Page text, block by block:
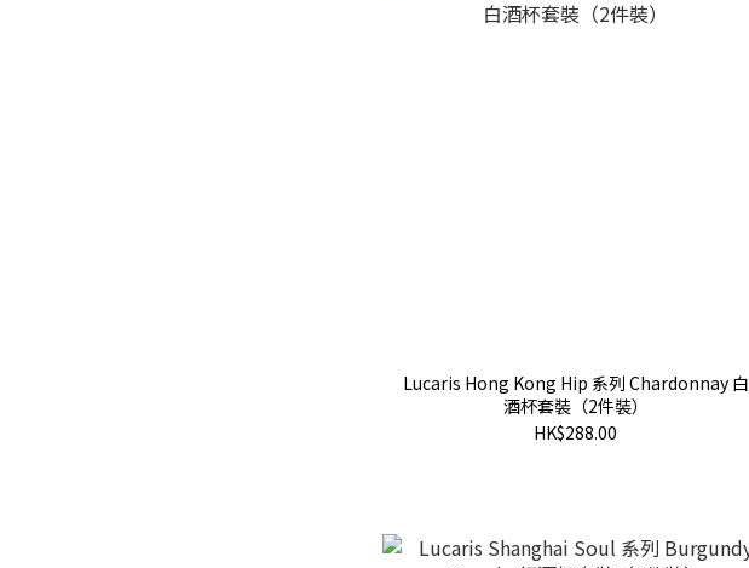
Lucaris Hong Kong Hip 系列 Chardonnay 白
酒杯套裝（2件裝）
HK$288.00